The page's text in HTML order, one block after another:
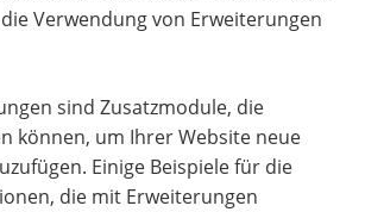
Verwendung von Erweiterungen
sind Zusatzmodule, die
können, um Ihrer Website neue
Einige Beispiele für die
die mit Erweiterungen